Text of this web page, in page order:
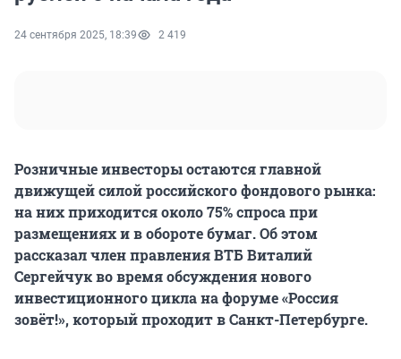
24 сентября 2025, 18:39 2 419
Розничные инвесторы остаются главной
движущей силой российского фондового рынка:
на них приходится около 75% спроса при
размещениях и в обороте бумаг. Об этом
рассказал член правления ВТБ Виталий
Сергейчук во время обсуждения нового
инвестиционного цикла на форуме «Россия
зовёт!», который проходит в Санкт-Петербурге.